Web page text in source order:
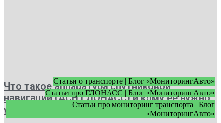
Статьи о транспорте | Блог «МониторингАвто»
Статьи про ГЛОНАСС | Блог «МониторингАвто»
Статьи про мониторинг транспорта | Блог
«МониторингАвто»
Что такое аппаратура спутниковой
навигации (АСН ГЛОНАСС) и кому ее нужно
устанавливать